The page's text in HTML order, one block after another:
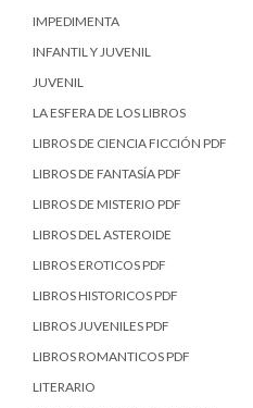
IMPEDIMENTA
INFANTIL Y JUVENIL
JUVENIL
LA ESFERA DE LOS LIBROS
LIBROS DE CIENCIA FICCIÓN PDF
LIBROS DE FANTASÍA PDF
LIBROS DE MISTERIO PDF
LIBROS DEL ASTEROIDE
LIBROS EROTICOS PDF
LIBROS HISTORICOS PDF
LIBROS JUVENILES PDF
LIBROS ROMANTICOS PDF
LITERARIO